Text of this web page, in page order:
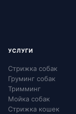
УСЛУГИ
Стрижка собак
Груминг собак
Тримминг
Мойка собак
Стрижка кошек